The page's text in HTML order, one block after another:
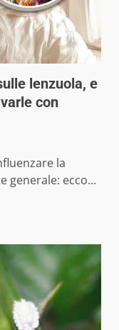
lenzuola, e
con
la
generale: ecco...